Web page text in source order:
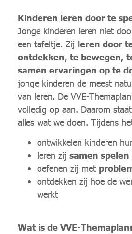
Kinderen leren door te
Jonge kinderen leren niet
een tafeltje. Zij leren door
ontdekken, te bewegen,
samen ervaringen op te
jonge kinderen de meest
van leren. De VVE-
volledig op aan. Daarom
alles wat we doen. Tijdens
ontwikkelen kinderen
leren zij samen spelen
oefenen zij met
ontdekken zij hoe de
werkt
Wat is de VVE-